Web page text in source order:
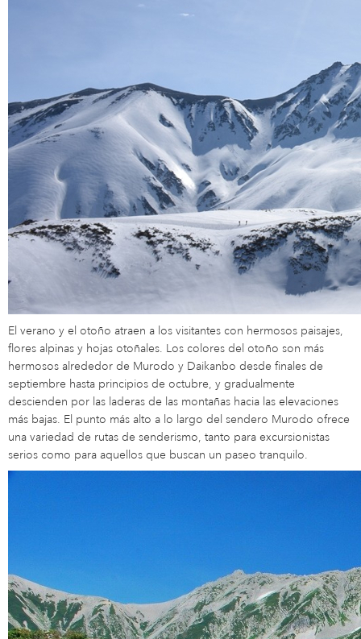
El verano y el otoño atraen a los visitantes con hermosos paisajes,
flores alpinas y hojas otoñales. Los colores del otoño son más
hermosos alrededor de Murodo y Daikanbo desde finales de
septiembre hasta principios de octubre, y gradualmente
descienden por las laderas de las montañas hacia las elevaciones
más bajas. El punto más alto a lo largo del sendero Murodo ofrece
una variedad de rutas de senderismo, tanto para excursionistas
serios como para aquellos que buscan un paseo tranquilo.